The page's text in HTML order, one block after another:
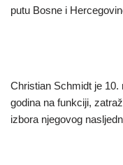
putu Bosne i
Christian Schmidt je
godina na funkciji,
izbora njegovog